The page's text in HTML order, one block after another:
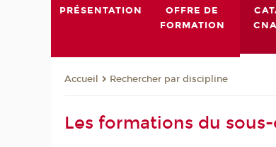
PRÉSENTATION
OFFRE DE
FORMATION
Accueil Rechercher par discipline
Les formations du